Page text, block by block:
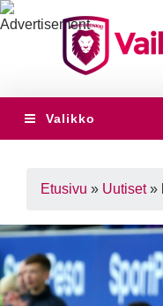
Valikko
Etusivu » Uutiset»